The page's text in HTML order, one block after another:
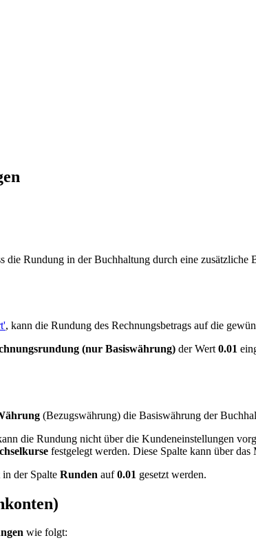
die Rundung in der Buchhaltung durch eine zusätzliche
, kann die Rundung des Rechnungsbetrags auf die
(nur Basiswährung) der Wert 0.01
(Bezugswährung) die Basiswährung der
die Rundung nicht über die Kundeneinstellungen
festgelegt werden. Diese Spalte kann über das
der Spalte Runden auf0.01 gesetzt werden.
wie folgt: